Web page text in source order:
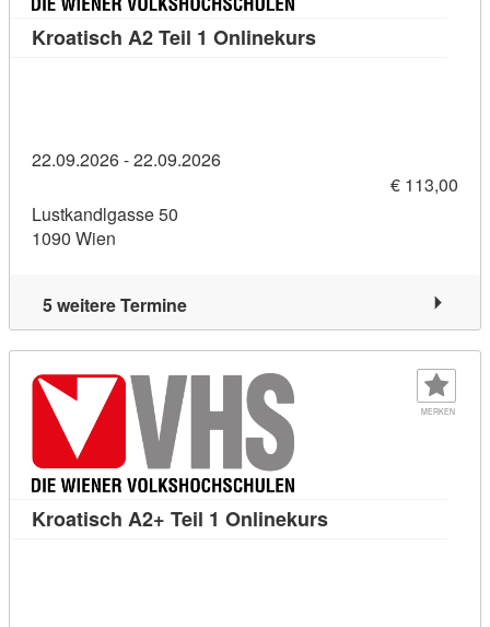
Kroatisch A2 Teil 1 OnlinekursKursdetail:
22.09.2026 - 22.09.2026
€ 113,00
Lustkandlgasse 50
1090 Wien
5 weitere Termine
MERKEN
Kroatisch A2+ Teil 1 OnlinekursKursdetail: